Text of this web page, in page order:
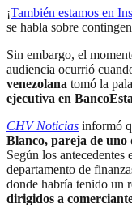
¡También estamos en
se habla sobre
Sin embargo, el
audiencia ocurrió
venezolana tomó la
ejecutiva en
CHV Noticias informó
Blanco, pareja de uno
Según los
departamento de
donde habría tenido un
dirigidos a